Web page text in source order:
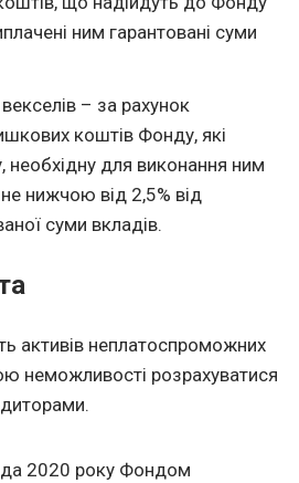
ним гарантовані суми
– за рахунок
коштів Фонду, які
для виконання ним
не нижчою від 2,5% від
суми вкладів.
активів неплатоспроможних
неможливості розрахуватися
2020 року Фондом